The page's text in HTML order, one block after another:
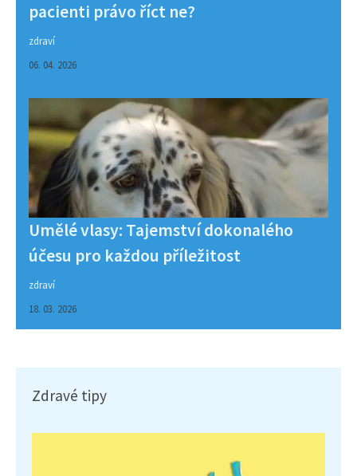
pacienti právo říct ne?
zdraví
06. 04. 2026
Umělé vlasy: Tajemství dokonalého
účesu pro každou příležitost
zdraví
18. 03. 2026
Zdravé tipy